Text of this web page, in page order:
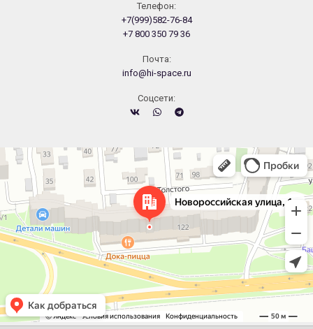
Телефон:
+7(999)582-76-84
+7 800 350 79 36
Почта:
info@hi-space.ru
Cоцсети:
Челябинск
Новороссийская улица, 122 — Яндекс.Карты